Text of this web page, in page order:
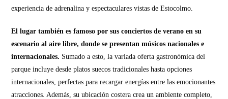
experiencia de adrenalina y espectaculares vistas de Estocolmo.
El lugar también es famoso por sus conciertos de verano en su
escenario al aire libre, donde se presentan músicos nacionales e
internacionales. Sumado a esto, la variada oferta gastronómica del
parque incluye desde platos suecos tradicionales hasta opciones
internacionales, perfectas para recargar energías entre las emocionantes
atracciones. Además, su ubicación costera crea un ambiente completo,